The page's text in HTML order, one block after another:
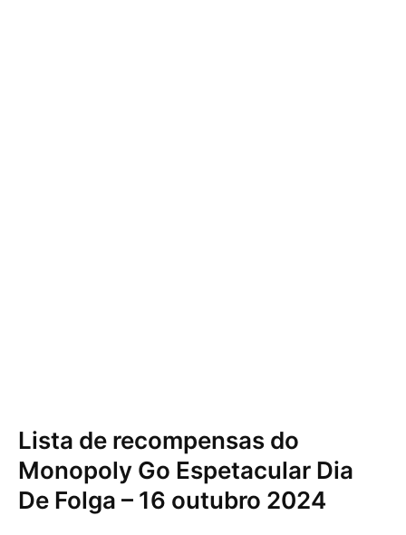
Lista de recompensas do
Monopoly Go Espetacular Dia
De Folga – 16 outubro 2024